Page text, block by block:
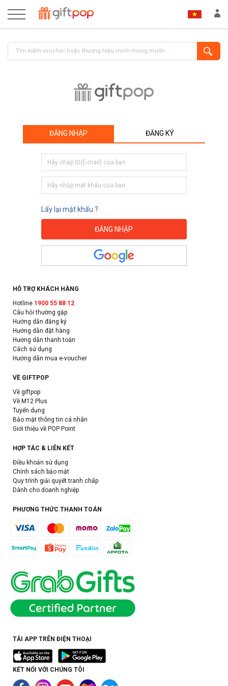
ĐĂNG NHẬP ĐĂNG KÝ
Lấy lại mật khẩu ?
HỖ TRỢ KHÁCH HÀNG
Hotline 1900 55 88 12
Câu hỏi thường gặp
Hướng dẫn đăng ký
Hướng dẫn đặt hàng
Hướng dẫn thanh toán
Cách sử dụng
Hướng dẫn mua e-voucher
VỀ GIFTPOP
Về giftpop
Về M12 Plus
Tuyển dụng
Bảo mật thông tin cá nhân
Giới thiệu về POP Point
HỢP TÁC & LIÊN KẾT
Điều khoản sử dụng
Chính sách bảo mật
Quy trình giải quyết tranh chấp
Dành cho doanh nghiệp
PHƯƠNG THỨC THANH TOÁN
TẢI APP TRÊN ĐIỆN THOẠI
KẾT NỐI VỚI CHÚNG TÔI